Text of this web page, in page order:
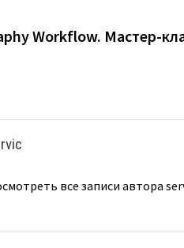
запись:Workflow. Мастер-
все записи автора